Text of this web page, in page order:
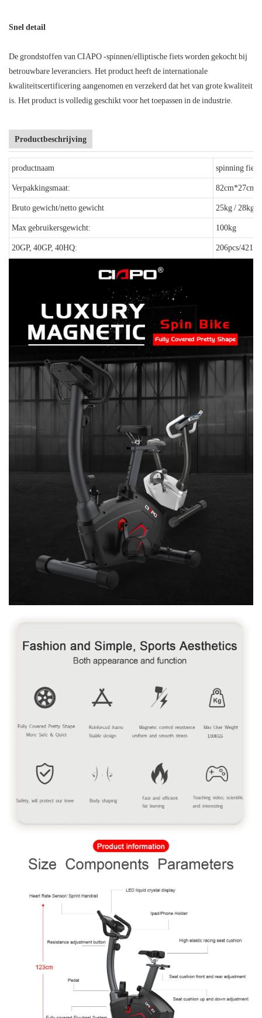
Snel detail
De grondstoffen van CIAPO -spinnen/elliptische fiets worden gekocht bij
betrouwbare leveranciers. Het product heeft de internationale
kwaliteitscertificering aangenomen en verzekerd dat het van grote kwaliteit
is. Het product is volledig geschikt voor het toepassen in de industrie.
Productbeschrijving
productnaam spinning fiets
Verpakkingsmaat:
Bruto gewicht/netto gewicht 25kg / 28kg
Max gebruikersgewicht: 100kg
20GP, 40GP, 40HQ: 206pcs/